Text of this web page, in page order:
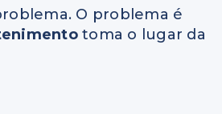
O problema é
toma o lugar da